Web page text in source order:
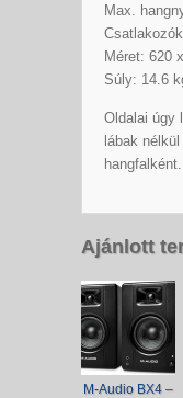
Max.
Méret: 620
Súly: 14.6
Oldalai úgy
lábak
hangfalként.
Ajánlott
M-Audio BX4 –